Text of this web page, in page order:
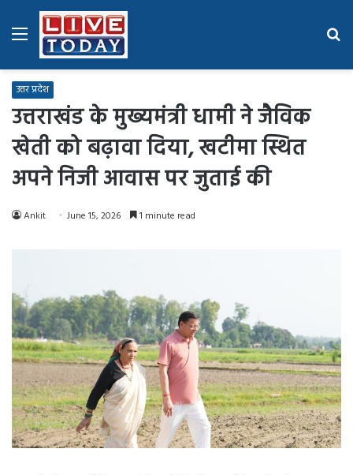
Menu
उत्तर प्रदेश
उत्तराखंड के मुख्यमंत्री धामी ने जैविक
खेती को बढ़ावा दिया, खटीमा स्थित
अपने निजी आवास पर जुताई की
Ankit June 15, 2026 1 minute read